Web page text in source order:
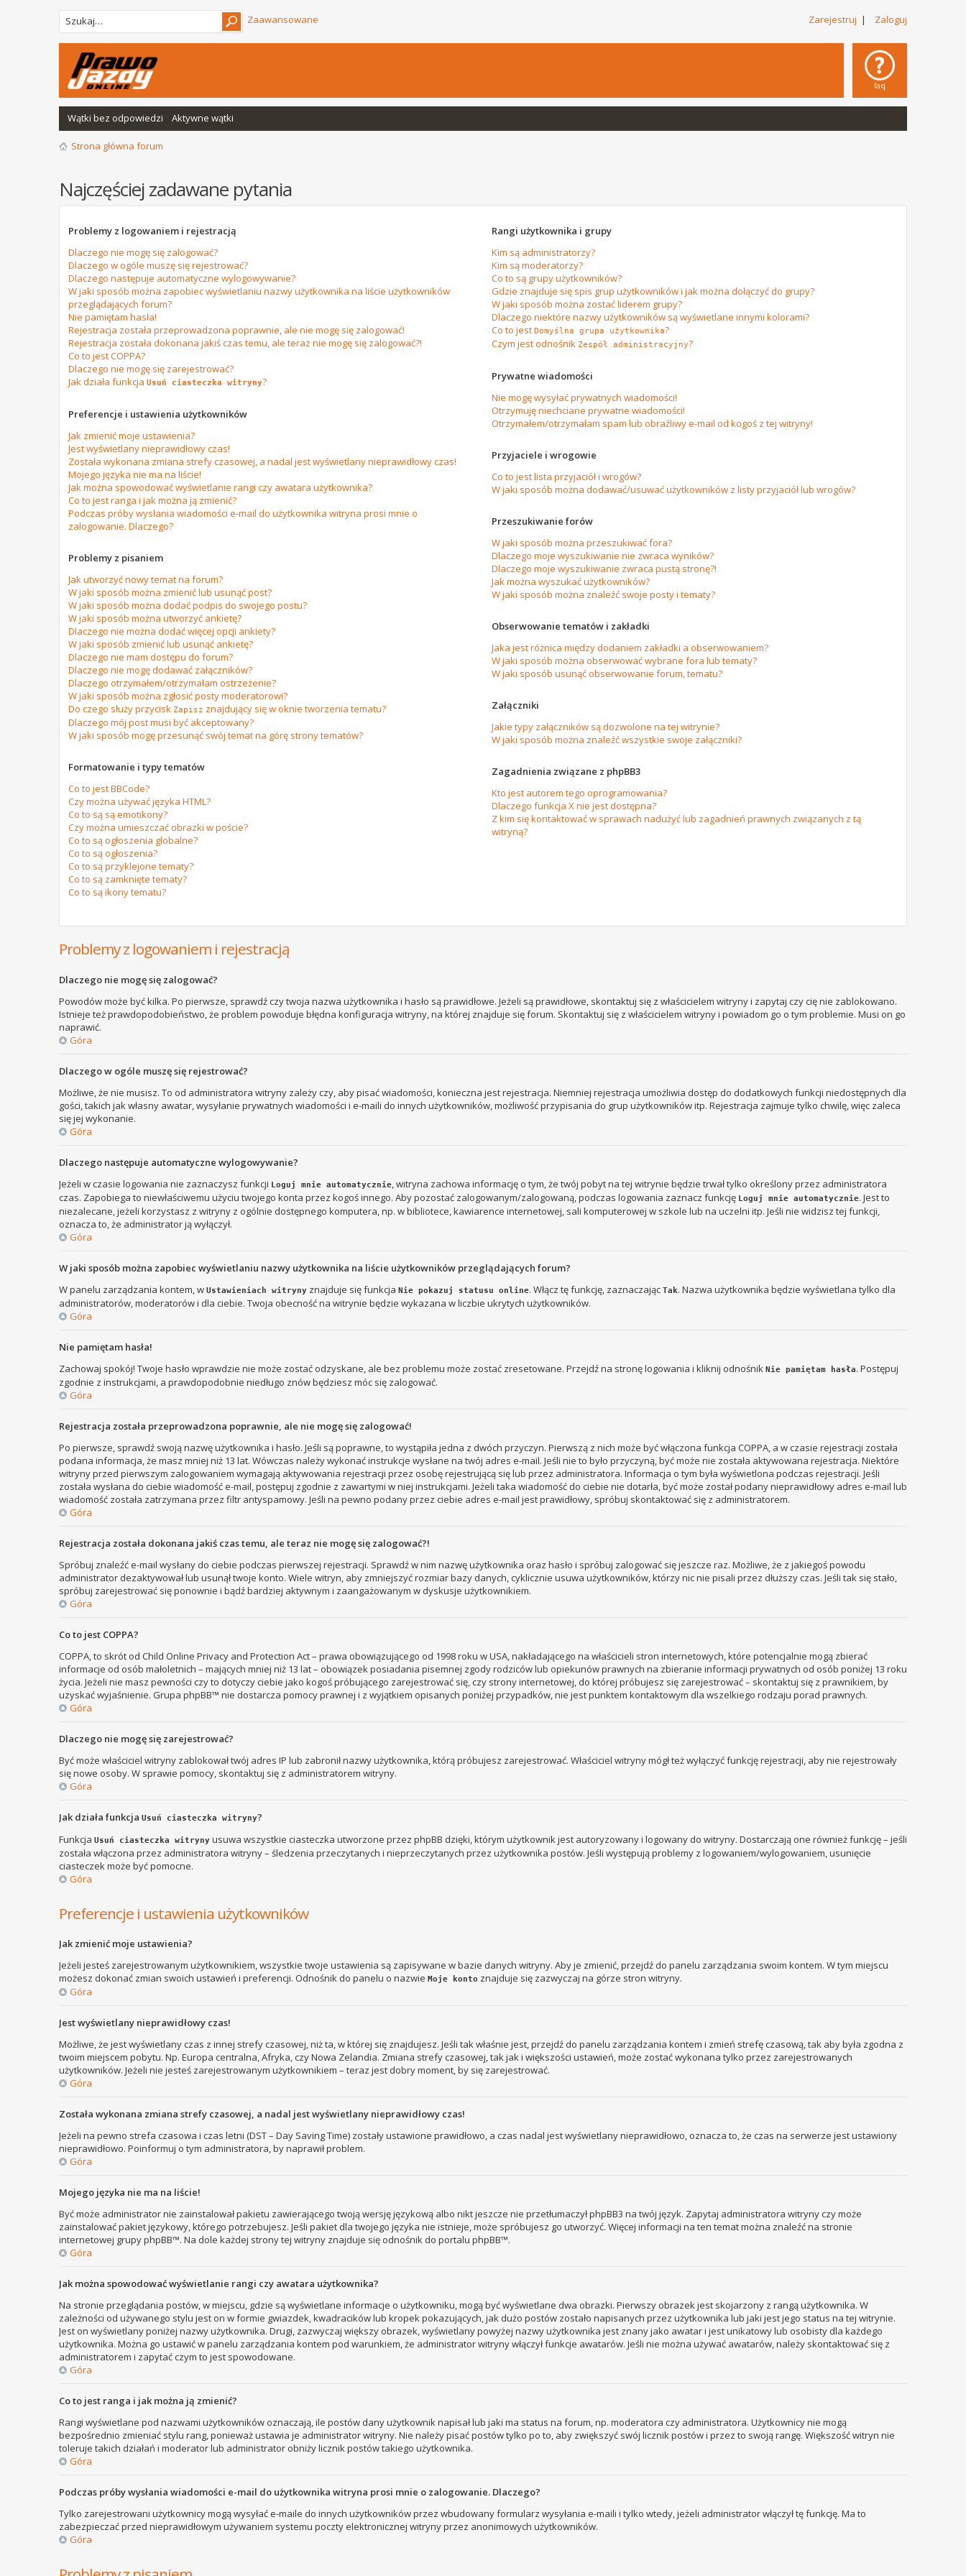
Zarejestruj | Zaloguj
Zaawansowane
faq
Wątki bez odpowiedzi Aktywne wątki
Strona główna forum
Najczęściej zadawane pytania
Problemy z logowaniem i rejestracją
Dlaczego nie mogę się zalogować?
Dlaczego w ogóle muszę się rejestrować?
Dlaczego następuje automatyczne wylogowywanie?
W jaki sposób można zapobiec wyświetlaniu nazwy użytkownika na liście użytkowników
przeglądających forum?
Nie pamiętam hasła!
Rejestracja została przeprowadzona poprawnie, ale nie mogę się zalogować!
Rejestracja została dokonana jakiś czas temu, ale teraz nie mogę się zalogować?!
Co to jest COPPA?
Dlaczego nie mogę się zarejestrować?
Jak działa funkcja Usuń ciasteczka witryny?
Preferencje i ustawienia użytkowników
Jak zmienić moje ustawienia?
Jest wyświetlany nieprawidłowy czas!
Została wykonana zmiana strefy czasowej, a nadal jest wyświetlany nieprawidłowy czas!
Mojego języka nie ma na liście!
Jak można spowodować wyświetlanie rangi czy awatara użytkownika?
Co to jest ranga i jak można ją zmienić?
Podczas próby wysłania wiadomości e-mail do użytkownika witryna prosi mnie o
zalogowanie. Dlaczego?
Problemy z pisaniem
Jak utworzyć nowy temat na forum?
W jaki sposób można zmienić lub usunąć post?
W jaki sposób można dodać podpis do swojego postu?
W jaki sposób można utworzyć ankietę?
Dlaczego nie można dodać więcej opcji ankiety?
W jaki sposób zmienić lub usunąć ankietę?
Dlaczego nie mam dostępu do forum?
Dlaczego nie mogę dodawać załączników?
Dlaczego otrzymałem/otrzymałam ostrzeżenie?
W jaki sposób można zgłosić posty moderatorowi?
Do czego służy przycisk Zapisz znajdujący się w oknie tworzenia tematu?
Dlaczego mój post musi być akceptowany?
W jaki sposób mogę przesunąć swój temat na górę strony tematów?
Formatowanie i typy tematów
Co to jest BBCode?
Czy można używać języka HTML?
Co to są są emotikony?
Czy można umieszczać obrazki w poście?
Co to są ogłoszenia globalne?
Co to są ogłoszenia?
Co to są przyklejone tematy?
Co to są zamknięte tematy?
Co to są ikony tematu?
Rangi użytkownika i grupy
Kim są administratorzy?
Kim są moderatorzy?
Co to są grupy użytkowników?
Gdzie znajduje się spis grup użytkowników i jak można dołączyć do grupy?
W jaki sposób można zostać liderem grupy?
Dlaczego niektóre nazwy użytkowników są wyświetlane innymi kolorami?
Co to jest Domyślna grupa użytkownika?
Czym jest odnośnik Zespół administracyjny?
Prywatne wiadomości
Nie mogę wysyłać prywatnych wiadomości!
Otrzymuję niechciane prywatne wiadomości!
Otrzymałem/otrzymałam spam lub obraźliwy e-mail od kogoś z tej witryny!
Przyjaciele i wrogowie
Co to jest lista przyjaciół i wrogów?
W jaki sposób można dodawać/usuwać użytkowników z listy przyjaciół lub wrogów?
Przeszukiwanie forów
W jaki sposób można przeszukiwać fora?
Dlaczego moje wyszukiwanie nie zwraca wyników?
Dlaczego moje wyszukiwanie zwraca pustą stronę?!
Jak można wyszukać użytkowników?
W jaki sposób można znaleźć swoje posty i tematy?
Obserwowanie tematów i zakładki
Jaka jest różnica między dodaniem zakładki a obserwowaniem?
W jaki sposób można obserwować wybrane fora lub tematy?
W jaki sposób usunąć obserwowanie forum, tematu?
Załączniki
Jakie typy załączników są dozwolone na tej witrynie?
W jaki sposób można znaleźć wszystkie swoje załączniki?
Zagadnienia związane z phpBB3
Kto jest autorem tego oprogramowania?
Dlaczego funkcja X nie jest dostępna?
Z kim się kontaktować w sprawach nadużyć lub zagadnień prawnych związanych z tą
witryną?
Problemy z logowaniem i rejestracją
Dlaczego nie mogę się zalogować?
Powodów może być kilka. Po pierwsze, sprawdź czy twoja nazwa użytkownika i hasło są prawidłowe. Jeżeli są prawidłowe, skontaktuj się z właścicielem witryny i zapytaj czy cię nie zablokowano.
Istnieje też prawdopodobieństwo, że problem powoduje błędna konfiguracja witryny, na której znajduje się forum. Skontaktuj się z właścicielem witryny i powiadom go o tym problemie. Musi on go
naprawić.
Góra
Dlaczego w ogóle muszę się rejestrować?
Możliwe, że nie musisz. To od administratora witryny zależy czy, aby pisać wiadomości, konieczna jest rejestracja. Niemniej rejestracja umożliwia dostęp do dodatkowych funkcji niedostępnych dla
gości, takich jak własny awatar, wysyłanie prywatnych wiadomości i e-maili do innych użytkowników, możliwość przypisania do grup użytkowników itp. Rejestracja zajmuje tylko chwilę, więc zaleca
się jej wykonanie.
Góra
Dlaczego następuje automatyczne wylogowywanie?
Jeżeli w czasie logowania nie zaznaczysz funkcji Loguj mnie automatycznie, witryna zachowa informację o tym, że twój pobyt na tej witrynie będzie trwał tylko określony przez administratora
czas. Zapobiega to niewłaściwemu użyciu twojego konta przez kogoś innego. Aby pozostać zalogowanym/zalogowaną, podczas logowania zaznacz funkcję Loguj mnie automatycznie. Jest to
niezalecane, jeżeli korzystasz z witryny z ogólnie dostępnego komputera, np. w bibliotece, kawiarence internetowej, sali komputerowej w szkole lub na uczelni itp. Jeśli nie widzisz tej funkcji,
oznacza to, że administrator ją wyłączył.
Góra
W jaki sposób można zapobiec wyświetlaniu nazwy użytkownika na liście użytkowników przeglądających forum?
W panelu zarządzania kontem, w Ustawieniach witryny znajduje się funkcja Nie pokazuj statusu online. Włącz tę funkcję, zaznaczając Tak. Nazwa użytkownika będzie wyświetlana tylko dla
administratorów, moderatorów i dla ciebie. Twoja obecność na witrynie będzie wykazana w liczbie ukrytych użytkowników.
Góra
Nie pamiętam hasła!
Zachowaj spokój! Twoje hasło wprawdzie nie może zostać odzyskane, ale bez problemu może zostać zresetowane. Przejdź na stronę logowania i kliknij odnośnik Nie pamiętam hasła. Postępuj
zgodnie z instrukcjami, a prawdopodobnie niedługo znów będziesz móc się zalogować.
Góra
Rejestracja została przeprowadzona poprawnie, ale nie mogę się zalogować!
Po pierwsze, sprawdź swoją nazwę użytkownika i hasło. Jeśli są poprawne, to wystąpiła jedna z dwóch przyczyn. Pierwszą z nich może być włączona funkcja COPPA, a w czasie rejestracji została
podana informacja, że masz mniej niż 13 lat. Wówczas należy wykonać instrukcje wysłane na twój adres e-mail. Jeśli nie to było przyczyną, być może nie została aktywowana rejestracja. Niektóre
witryny przed pierwszym zalogowaniem wymagają aktywowania rejestracji przez osobę rejestrującą się lub przez administratora. Informacja o tym była wyświetlona podczas rejestracji. Jeśli
została wysłana do ciebie wiadomość e-mail, postępuj zgodnie z zawartymi w niej instrukcjami. Jeżeli taka wiadomość do ciebie nie dotarła, być może został podany nieprawidłowy adres e-mail lub
wiadomość została zatrzymana przez filtr antyspamowy. Jeśli na pewno podany przez ciebie adres e-mail jest prawidłowy, spróbuj skontaktować się z administratorem.
Góra
Rejestracja została dokonana jakiś czas temu, ale teraz nie mogę się zalogować?!
Spróbuj znaleźć e-mail wysłany do ciebie podczas pierwszej rejestracji. Sprawdź w nim nazwę użytkownika oraz hasło i spróbuj zalogować się jeszcze raz. Możliwe, że z jakiegoś powodu
administrator dezaktywował lub usunął twoje konto. Wiele witryn, aby zmniejszyć rozmiar bazy danych, cyklicznie usuwa użytkowników, którzy nic nie pisali przez dłuższy czas. Jeśli tak się stało,
spróbuj zarejestrować się ponownie i bądź bardziej aktywnym i zaangażowanym w dyskusje użytkownikiem.
Góra
Co to jest COPPA?
COPPA, to skrót od Child Online Privacy and Protection Act – prawa obowiązującego od 1998 roku w USA, nakładającego na właścicieli stron internetowych, które potencjalnie mogą zbierać
informacje od osób małoletnich – mających mniej niż 13 lat – obowiązek posiadania pisemnej zgody rodziców lub opiekunów prawnych na zbieranie informacji prywatnych od osób poniżej 13 roku
życia. Jeżeli nie masz pewności czy to dotyczy ciebie jako kogoś próbującego zarejestrować się, czy strony internetowej, do której próbujesz się zarejestrować – skontaktuj się z prawnikiem, by
uzyskać wyjaśnienie. Grupa phpBB™ nie dostarcza pomocy prawnej i z wyjątkiem opisanych poniżej przypadków, nie jest punktem kontaktowym dla wszelkiego rodzaju porad prawnych.
Góra
Dlaczego nie mogę się zarejestrować?
Być może właściciel witryny zablokował twój adres IP lub zabronił nazwy użytkownika, którą próbujesz zarejestrować. Właściciel witryny mógł też wyłączyć funkcję rejestracji, aby nie rejestrowały
się nowe osoby. W sprawie pomocy, skontaktuj się z administratorem witryny.
Góra
Jak działa funkcja Usuń ciasteczka witryny?
Funkcja Usuń ciasteczka witryny usuwa wszystkie ciasteczka utworzone przez phpBB dzięki, którym użytkownik jest autoryzowany i logowany do witryny. Dostarczają one również funkcję – jeśli
została włączona przez administratora witryny – śledzenia przeczytanych i nieprzeczytanych przez użytkownika postów. Jeśli występują problemy z logowaniem/wylogowaniem, usunięcie
ciasteczek może być pomocne.
Góra
Preferencje i ustawienia użytkowników
Jak zmienić moje ustawienia?
Jeżeli jesteś zarejestrowanym użytkownikiem, wszystkie twoje ustawienia są zapisywane w bazie danych witryny. Aby je zmienić, przejdź do panelu zarządzania swoim kontem. W tym miejscu
możesz dokonać zmian swoich ustawień i preferencji. Odnośnik do panelu o nazwie Moje konto znajduje się zazwyczaj na górze stron witryny.
Góra
Jest wyświetlany nieprawidłowy czas!
Możliwe, że jest wyświetlany czas z innej strefy czasowej, niż ta, w której się znajdujesz. Jeśli tak właśnie jest, przejdź do panelu zarządzania kontem i zmień strefę czasową, tak aby była zgodna z
twoim miejscem pobytu. Np. Europa centralna, Afryka, czy Nowa Zelandia. Zmiana strefy czasowej, tak jak i większości ustawień, może zostać wykonana tylko przez zarejestrowanych
użytkowników. Jeżeli nie jesteś zarejestrowanym użytkownikiem – teraz jest dobry moment, by się zarejestrować.
Góra
Została wykonana zmiana strefy czasowej, a nadal jest wyświetlany nieprawidłowy czas!
Jeżeli na pewno strefa czasowa i czas letni (DST – Day Saving Time) zostały ustawione prawidłowo, a czas nadal jest wyświetlany nieprawidłowo, oznacza to, że czas na serwerze jest ustawiony
nieprawidłowo. Poinformuj o tym administratora, by naprawił problem.
Góra
Mojego języka nie ma na liście!
Być może administrator nie zainstalował pakietu zawierającego twoją wersję językową albo nikt jeszcze nie przetłumaczył phpBB3 na twój język. Zapytaj administratora witryny czy może
zainstalować pakiet językowy, którego potrzebujesz. Jeśli pakiet dla twojego języka nie istnieje, może spróbujesz go utworzyć. Więcej informacji na ten temat można znaleźć na stronie
internetowej grupy phpBB™. Na dole każdej strony tej witryny znajduje się odnośnik do portalu phpBB™.
Góra
Jak można spowodować wyświetlanie rangi czy awatara użytkownika?
Na stronie przeglądania postów, w miejscu, gdzie są wyświetlane informacje o użytkowniku, mogą być wyświetlane dwa obrazki. Pierwszy obrazek jest skojarzony z rangą użytkownika. W
zależności od używanego stylu jest on w formie gwiazdek, kwadracików lub kropek pokazujących, jak dużo postów zostało napisanych przez użytkownika lub jaki jest jego status na tej witrynie.
Jest on wyświetlany poniżej nazwy użytkownika. Drugi, zazwyczaj większy obrazek, wyświetlany powyżej nazwy użytkownika jest znany jako awatar i jest unikatowy lub osobisty dla każdego
użytkownika. Można go ustawić w panelu zarządzania kontem pod warunkiem, że administrator witryny włączył funkcje awatarów. Jeśli nie można używać awatarów, należy skontaktować się z
administratorem i zapytać czym to jest spowodowane.
Góra
Co to jest ranga i jak można ją zmienić?
Rangi wyświetlane pod nazwami użytkowników oznaczają, ile postów dany użytkownik napisał lub jaki ma status na forum, np. moderatora czy administratora. Użytkownicy nie mogą
bezpośrednio zmieniać stylu rang, ponieważ ustawia je administrator witryny. Nie należy pisać postów tylko po to, aby zwiększyć swój licznik postów i przez to swoją rangę. Większość witryn nie
toleruje takich działań i moderator lub administrator obniży licznik postów takiego użytkownika.
Góra
Podczas próby wysłania wiadomości e-mail do użytkownika witryna prosi mnie o zalogowanie. Dlaczego?
Tylko zarejestrowani użytkownicy mogą wysyłać e-maile do innych użytkowników przez wbudowany formularz wysyłania e-maili i tylko wtedy, jeżeli administrator włączył tę funkcję. Ma to
zabezpieczać przed nieprawidłowym używaniem systemu poczty elektronicznej witryny przez anonimowych użytkowników.
Góra